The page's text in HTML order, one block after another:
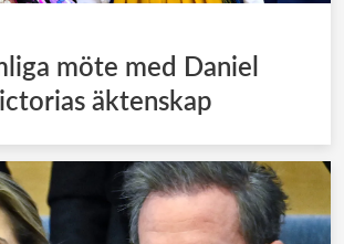
möte med Daniel
äktenskap